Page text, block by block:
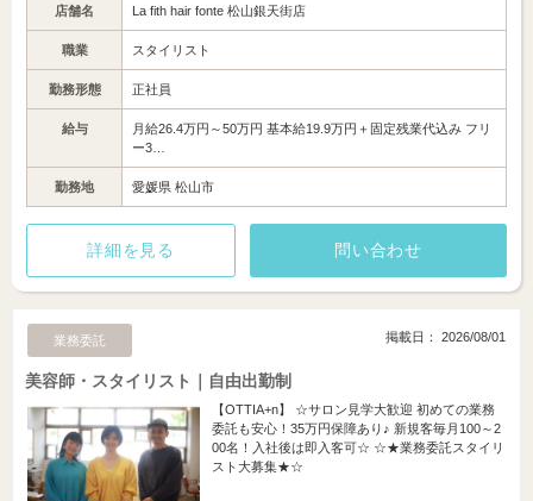
店舗名 La fith hair fonte 松山銀天街店
職業 スタイリスト
勤務形態 正社員
給与
月給26.4万円～50万円 基本給19.9万円＋固定残業代込み フリ
ー3…
勤務地 愛媛県 松山市
詳細を見る 問い合わせ
業務委託 掲載日： 2026/08/01
美容師・スタイリスト｜自由出勤制
【OTTIA+n】 ☆サロン見学大歓迎 初めての業務
委託も安心！35万円保障あり♪ 新規客毎月100～2
00名！入社後は即入客可☆ ☆★業務委託スタイリ
スト大募集★☆